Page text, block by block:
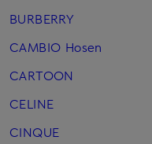
BURBERRY
CAMBIO Hosen
CARTOON
CELINE
CINQUE